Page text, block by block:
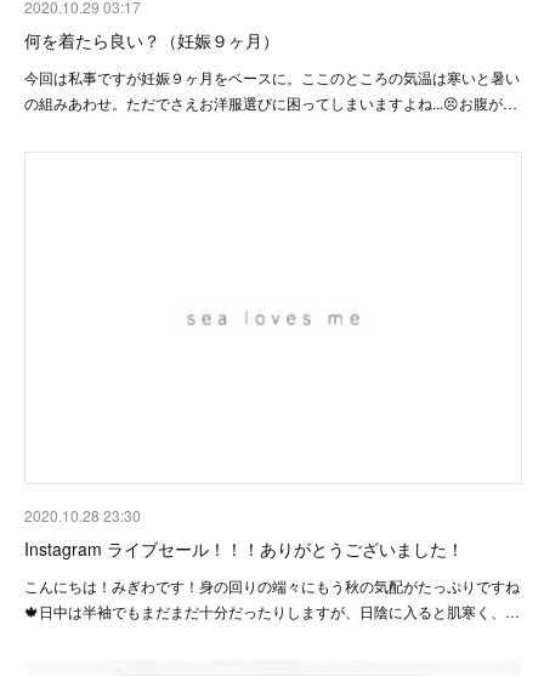
2020.10.29 03:17
何を着たら良い？（妊娠９ヶ月）
今回は私事ですが妊娠９ヶ月をベースに。ここのところの気温は寒いと暑い
の組みあわせ。ただでさえお洋服選びに困ってしまいますよね...😣お腹が…
2020.10.28 23:30
Instagram ライブセール！！！ありがとうございました！
こんにちは！みぎわです！身の回りの端々にもう秋の気配がたっぷりですね
🍁日中は半袖でもまだまだ十分だったりしますが、日陰に入ると肌寒く、…